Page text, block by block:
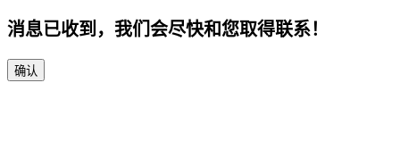
消息已收到，我们会尽快和您取得联系！
确认